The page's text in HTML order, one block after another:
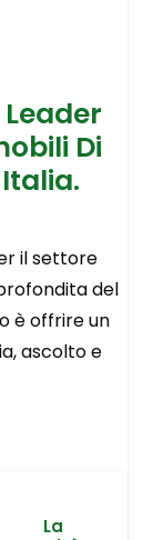
Di
il settore
del
è offrire un
ascolto e
La